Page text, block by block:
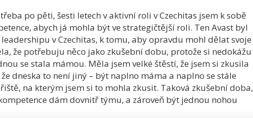
po pěti, šesti letech v aktivní roli v Czechitas jsem k sobě
abych já mohla být ve strategičtější roli. Ten Avast byl
v Czechitas, k tomu, aby opravdu mohl dělat svoje
že potřebuju něco jako zkušební dobu, protože si nedokážu
se stala mámou. Měla jsem velké štěstí, že jsem si zkusila
dneska to není jiný – být naplno máma a naplno se stále
na kterým jsem si to mohla zkusit. Taková zkušební doba,
dám dovnitř týmu, a zároveň být jednou nohou